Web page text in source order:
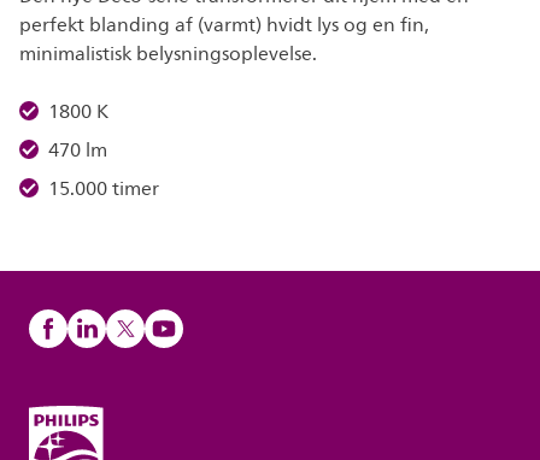
perfekt blanding af (varmt) hvidt lys og en fin,
minimalistisk belysningsoplevelse.
1800 K
470 lm
15.000 timer